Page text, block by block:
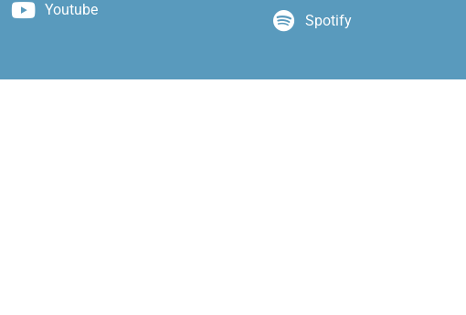
Youtube
Spotify